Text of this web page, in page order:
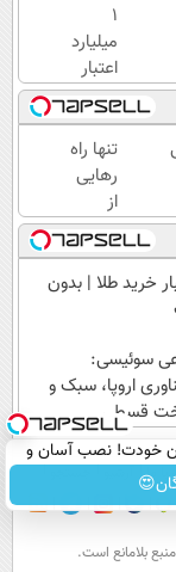
۱
میلیارد
اعتبار
خرید
طلا |
بدون
ضامن
و چک
تنها راه
رهایی
از
کمردرد
– بدون
دارو،
«فرم
پر کن»
خرید طلا | بدون
سوئیسی:
اروپا، سبک و
قسطی
خودت! نصب آسان و
📍 تهران
با ما
بلامانع است.